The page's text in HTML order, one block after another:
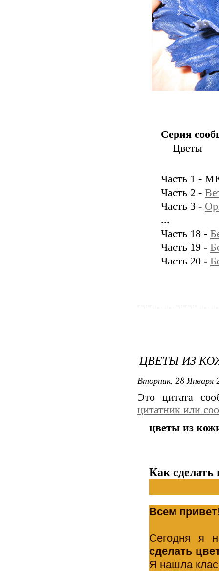
Серия
Цветы
Часть 1 -
Часть 2 -
Часть 3 -
...
Часть 18 -
Часть 19 -
Часть 20 -
ЦВЕТЫ ИЗ
Вторник, 28 Января
Это цитата
цитатник или
цветы из
Как
Всем
Сегодня я
сделать
Я нашла